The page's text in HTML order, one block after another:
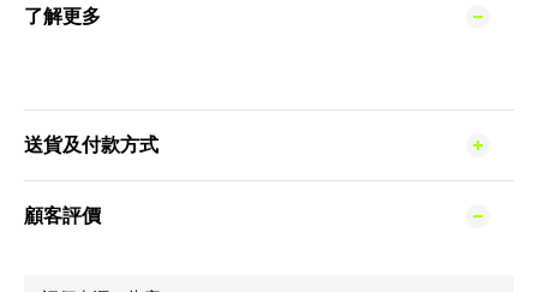
了解更多
送貨及付款方式
顧客評價